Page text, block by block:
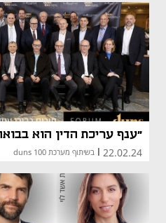
"ענף עריכת הדין הוא
22.02.24
| בשיתוף מערכת duns 100